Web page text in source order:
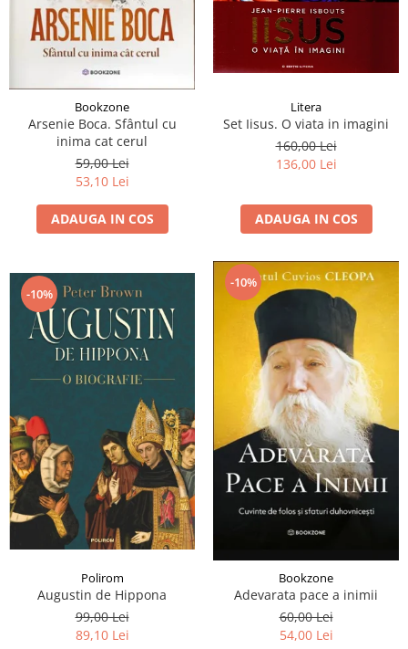
Bookzone
Arsenie Boca. Sfântul cu
inima cat cerul
59,00 Lei
53,10 Lei
ADAUGA IN COS
Litera
Set Iisus. O viata in imagini
160,00 Lei
136,00 Lei
ADAUGA IN COS
-10%
Polirom
Augustin de Hippona
99,00 Lei
89,10 Lei
-10%
Bookzone
Adevarata pace a inimii
60,00 Lei
54,00 Lei